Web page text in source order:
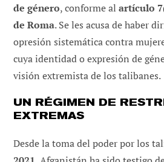
de género, conforme alartículo
de Roma. Se les acusa de haber
opresión sistemática contra
cuya identidad o expresión de
visión extremista de los talibanes.
UN RÉGIMEN DE
EXTREMAS
Desde la toma del poder por los